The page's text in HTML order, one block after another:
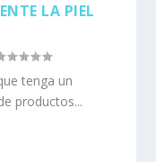
LA PIEL
tenga un
productos...